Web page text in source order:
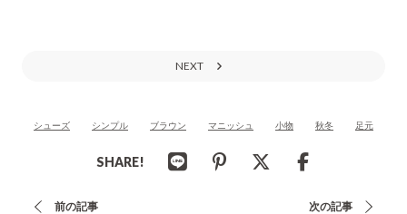
NEXT
シューズ シンプル ブラウン マニッシュ 小物 秋冬 足元
SHARE!
投
前の記事 次の記事